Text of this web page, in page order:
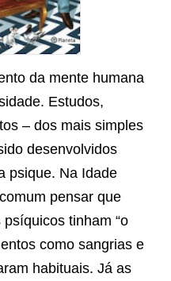
da mente humana
Estudos,
– dos mais simples
desenvolvidos
psique. Na Idade
pensar que
tinham “o
como sangrias e
habituais. Já as